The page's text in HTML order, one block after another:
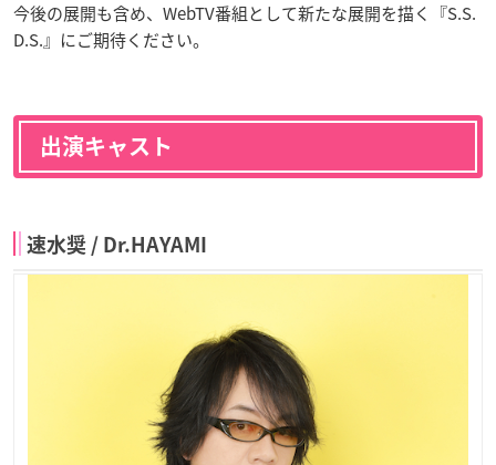
今後の展開も含め、WebTV番組として新たな展開を描く『S.S.
D.S.』にご期待ください。
出演キャスト
速水奨 / Dr.HAYAMI